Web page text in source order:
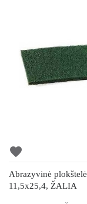
favorite
Abrazyvinė plokštelė
11,5x25,4, ŽALIA